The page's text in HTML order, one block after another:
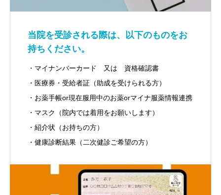
当院を受診される際は、以下のものをお
持ちください。
・マイナンバーカード 又は 資格確認書
・医療券・受給者証（助成を受けられる方）
・お薬手帳or現在服用中のお薬orマイナ服薬情報連携
・マスク（院内では着用をお願いします）
・紹介状（お持ちの方）
・健康診断結果（二次健診ご希望の方）